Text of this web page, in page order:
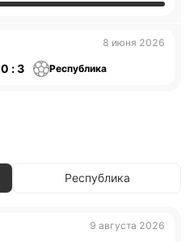
8 июня 2026
0 : 3 Республика
Республика
9 августа 2026